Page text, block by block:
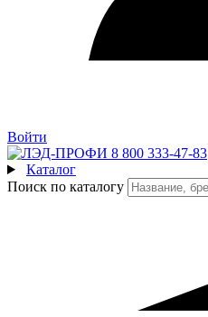
Войти
8 800 333-47-83
Каталог
Поиск по каталогу